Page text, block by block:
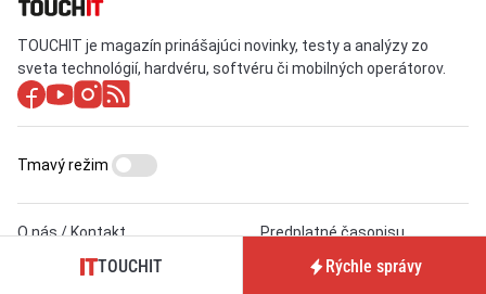
TOUCHIT je magazín prinášajúci novinky, testy a analýzy zo
sveta technológií, hardvéru, softvéru či mobilných operátorov.
O nás / Kontakt
Pre inzerentov
Predplatné časopisu
Tmavý režim
TOUCHIT Rýchle správy